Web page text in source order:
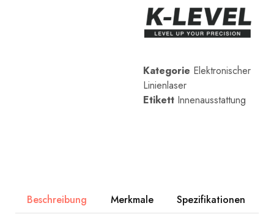
Kategorie Elektronischer
Linienlaser
Etikett Innenausstattung
Beschreibung Merkmale Spezifikationen